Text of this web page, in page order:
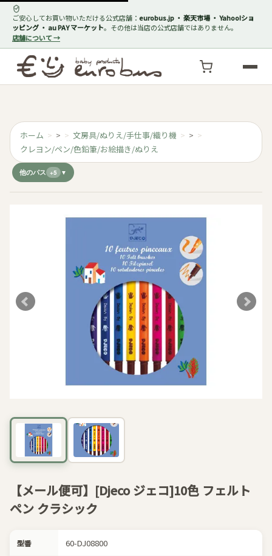
ご安心してお買い物いただける公式店舗： eurobus.jp ・ 楽天市場 ・ Yahoo!ショ
ッピング ・ au PAY マーケット。その他は当店の公式店舗ではありません。
店舗について →
ホーム > 文房具/ぬりえ/手仕事/織り機
>
クレヨン/ペン/色鉛筆/お絵描き/ぬりえ
他のパス +5
【メール便可】[Djeco ジェコ]10色 フェルト
ペン クラシック
型番 60-DJ08800